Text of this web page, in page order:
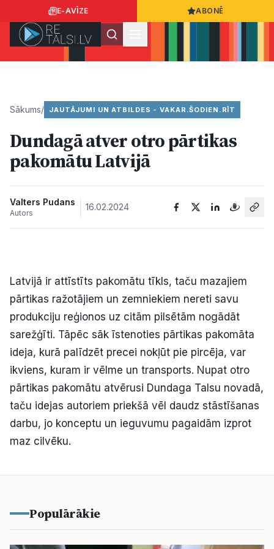
E-AVĪZE ABONĒ
Ziņas
Kultūra
Bizness
Video
Vieta
Reklāma
Sākums/ JAUTĀJUMI UN ATBILDES - VAKAR.ŠODIEN.RĪT
Dundagā atver otro pārtikas
pakomātu Latvijā​
Valters Pudans
Autors
16.02.2024
Latvijā ir attīstīts pakomātu tīkls, taču mazajiem
pārtikas ražotājiem un zemniekiem nereti savu
produkciju reģionos uz citām pilsētām nogādāt
sarežģīti. Tāpēc sāk īstenoties pārtikas pakomāta
ideja, kurā palīdzēt precei nokļūt pie pircēja, var
ikviens, kuram ir vēlme un transports. Nupat otro
pārtikas pakomātu atvērusi Dundaga Talsu novadā,
taču idejas autoriem priekšā vēl daudz stāstīšanas
darbu, jo konceptu un ieguvumu pagaidām izprot
maz cilvēku.
Populārākie